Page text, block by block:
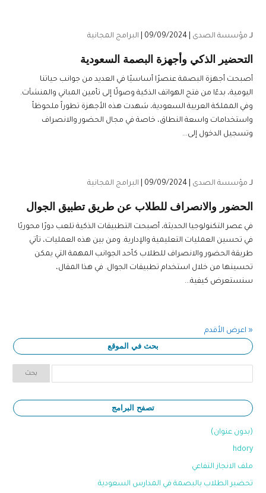
لـ مؤسسة الصدى البرامج المجانية
التحضير الذكي وأجهزة البصمة السعودية
أصبحت أجهزة البصمة عنصرًا أساسيًا في العديد من جوانب حياتنا
اليومية، بدءًا من فتح الهواتف الذكية وصولًا إلى تأمين المباني والمنشآت.
وفي المملكة العربية السعودية، شهدت هذه الأجهزة تطوراً ملحوظاً
واستخدامات واسعة النطاق، خاصة في مجال الحضور والانصراف
وتسجيل الدخول إلى...
لـ مؤسسة الصدى البرامج المجانية
الحضور والانصراف للطلاب عن طريق تطبيق الجوال
في عصر التكنولوجيا الحديثة، أصبحت التطبيقات الذكية تلعب دورًا محوريًا
في تحسين العمليات التعليمية والإدارية. ومن بين هذه العمليات، تأتي
طريقة الحضور والانصراف للطلاب كأحد الجوانب المهمة التي يمكن
تحسينها من خلال استخدام تطبيقات الجوال. في هذا المقال،
سنستعرض كيفية...
« اعرض الأقدم
بحث في الموقع
تصفح البرامج
(بدون عنوان)
hdory
ملف الانجاز التفاعي
تحضير الطلاب بالبصمة في المدارس السعودية